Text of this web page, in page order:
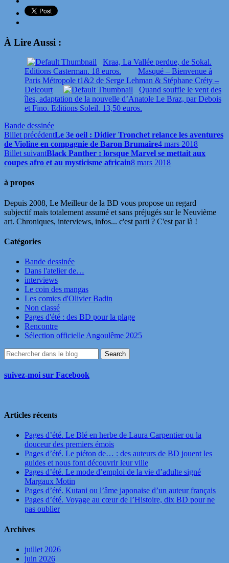
À Lire Aussi :
Kraa, La Vallée perdue, de Sokal.
Editions Casterman. 18 euros.
Masqué – Bienvenue à
Paris Métropole t1&2 de Serge Lehman & Stéphane Créty –
Delcourt
Quand souffle le vent des
îles, adaptation de la nouvelle d’Anatole Le Braz, par Debois
et Fino. Editions Soleil. 13,50 euros.
Bande dessinée
Billet précédentLe 3e oeil : Didier Tronchet relance les aventures
de Violine en compagnie de Baron Brumaire4 mars 2018
Billet suivantBlack Panther : lorsque Marvel se mettait aux
coupes afro et au mysticisme africain8 mars 2018
à propos
Depuis 2008, Le Meilleur de la BD vous propose un regard
subjectif mais totalement assumé et sans préjugés sur le Neuvième
art. Chroniques, interviews, infos... c'est parti ? C'est par là !
Catégories
Bande dessinée
Dans l'atelier de…
interviews
Le coin des mangas
Les comics d'Olivier Badin
Non classé
Pages d'été : des BD pour la plage
Rencontre
Sélection officielle Angoulême 2025
suivez-moi sur Facebook
Articles récents
Pages d’été. Le Blé en herbe de Laura Carpentier ou la
douceur des premiers émois
Pages d’été. Le piéton de… : des auteurs de BD jouent les
guides et nous font découvrir leur ville
Pages d’été. Le mode d’emploi de la vie d’adulte signé
Margaux Motin
Pages d’été. Kutani ou l’âme japonaise d’un auteur français
Pages d’été. Voyage au cœur de l’Histoire, dix BD pour ne
pas oublier
Archives
juillet 2026
juin 2026